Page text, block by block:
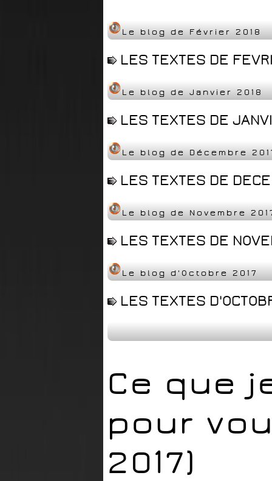
Le blog de Février 2018
LES TEXTES DE
Le blog de Janvier 2018
LES TEXTES DE
Le blog de Décembre
LES TEXTES DE
Le blog de Novembre
LES TEXTES DE
Le blog d'Octobre 2017
LES TEXTES
Ce que
pour
2017)